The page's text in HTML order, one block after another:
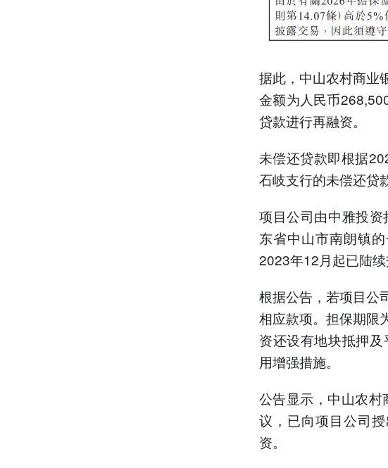
据此，中山农村商业
金额为人民币
贷款进行再融资。
未偿还贷款即根据
石岐支行的未偿还贷
项目公司由中雅投
东省中山市南朗镇
2023年12月起已陆续
根据公告，若项目公
相应款项。担保期限
资还设有地块抵押
用增强措施。
公告显示，中山农
议，已向项目公司
资。